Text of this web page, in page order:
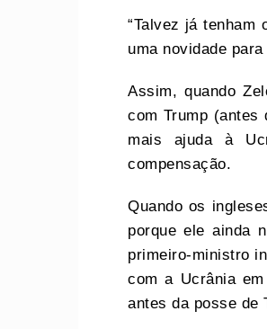
“Talvez já tenham
uma novidade
Assim, quando
com Trump (antes
mais ajuda à
compensação.
Quando os
porque ele ainda
primeiro-ministro
com a Ucrânia
antes da posse de